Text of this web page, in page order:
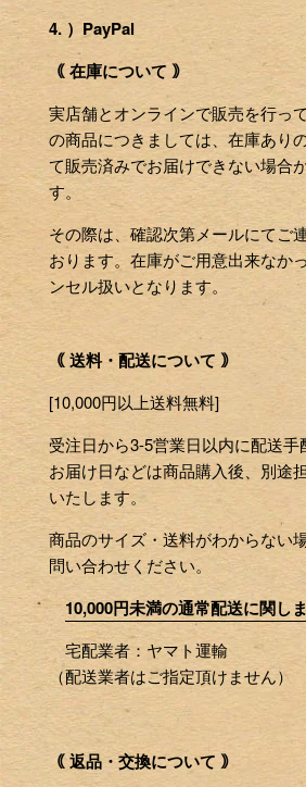
4. ）PayPal
｟ 在庫について ｠
実店舗とオンラインで販売を行っ
の商品につきましては、在庫あり
て販売済みでお届けできない場合
す。
その際は、確認次第メールにてご
おります。在庫がご用意出来なか
ンセル扱いとなります。
｟ 送料・配送について ｠
[10,000円以上送料無料]
受注日から3-5営業日以内に配送
お届け日などは商品購入後、別途
いたします。
商品のサイズ・送料がわからない
問い合わせください。
10,000円未満の通常配送に関し
宅配業者：ヤマト運輸
（配送業者はご指定頂けません）
｟ 返品・交換について ｠